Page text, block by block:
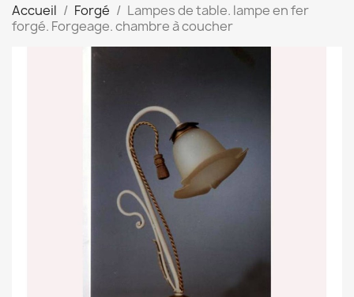
Accueil Forgé
Lampes de table. lampe en fer
forgé. Forgeage. chambre à coucher